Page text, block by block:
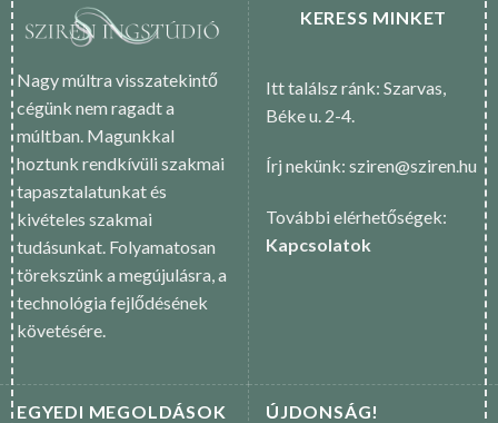
Nagy múltra visszatekintő
cégünk nem ragadt a
múltban. Magunkkal
hoztunk rendkívüli szakmai
tapasztalatunkat és
kivételes szakmai
tudásunkat. Folyamatosan
törekszünk a megújulásra, a
technológia fejlődésének
követésére.
KERESS MINKET
Itt találsz ránk: Szarvas,
Béke u. 2-4.
Írj nekünk: sziren@sziren.hu
További elérhetőségek:
Kapcsolatok
EGYEDI MEGOLDÁSOK
ÚJDONSÁG!